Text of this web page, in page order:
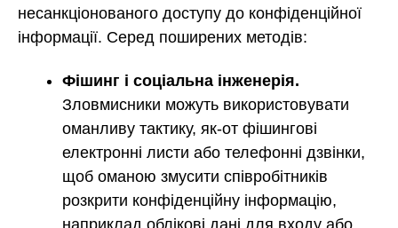
несанкціонованого доступу до конфіденційної
інформації. Серед поширених методів:
Фішинг і соціальна інженерія.
Зловмисники можуть використовувати
оманливу тактику, як-от фішингові
електронні листи або телефонні дзвінки,
щоб оманою змусити співробітників
розкрити конфіденційну інформацію,
наприклад облікові дані для входу або